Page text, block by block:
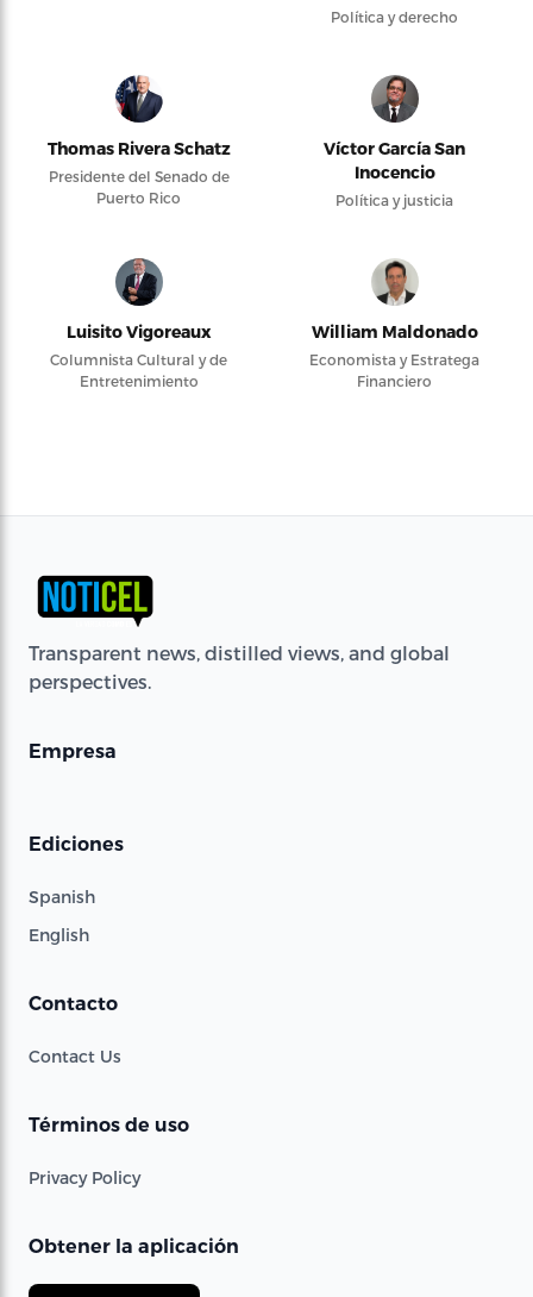
Política y derecho
Thomas Rivera Schatz
Presidente del Senado de
Puerto Rico
Víctor García San
Inocencio
Política y justicia
Luisito Vigoreaux
Columnista Cultural y de
Entretenimiento
William Maldonado
Economista y Estratega
Financiero
Transparent news, distilled views, and global
perspectives.
Empresa
Ediciones
Spanish
English
Contacto
Contact Us
Términos de uso
Privacy Policy
Obtener la aplicación